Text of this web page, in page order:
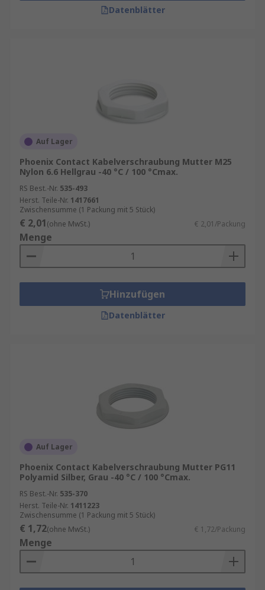
Datenblätter
Auf Lager
Phoenix Contact Kabelverschraubung Mutter M25
Nylon 6.6 Hellgrau -40 °C / 100 °Cmax.
RS Best.-Nr. 535-493
Herst. Teile-Nr. 1417661
Zwischensumme (1 Packung mit 5 Stück)
€ 2,01(ohne MwSt.) € 2,01/Packung
Menge
Hinzufügen
Datenblätter
Auf Lager
Phoenix Contact Kabelverschraubung Mutter PG11
Polyamid Silber, Grau -40 °C / 100 °Cmax.
RS Best.-Nr. 535-370
Herst. Teile-Nr. 1411223
Zwischensumme (1 Packung mit 5 Stück)
€ 1,72(ohne MwSt.) € 1,72/Packung
Menge